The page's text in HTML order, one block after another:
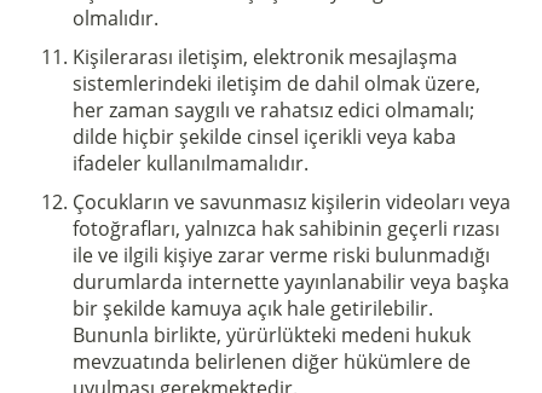
olmalıdır.
Kişilerarası iletişim, elektronik mesajlaşma
sistemlerindeki iletişim de dahil olmak üzere,
her zaman saygılı ve rahatsız edici olmamalı;
dilde hiçbir şekilde cinsel içerikli veya kaba
ifadeler kullanılmamalıdır.
Çocukların ve savunmasız kişilerin videoları veya
fotoğrafları, yalnızca hak sahibinin geçerli rızası
ile ve ilgili kişiye zarar verme riski bulunmadığı
durumlarda internette yayınlanabilir veya başka
bir şekilde kamuya açık hale getirilebilir.
Bununla birlikte, yürürlükteki medeni hukuk
mevzuatında belirlenen diğer hükümlere de